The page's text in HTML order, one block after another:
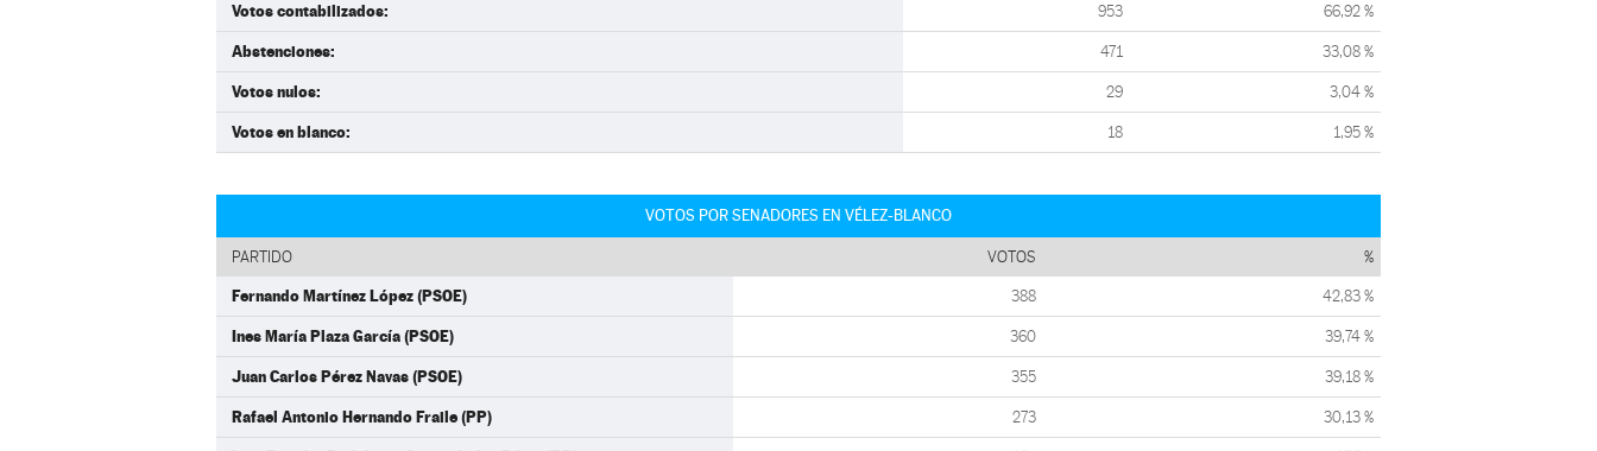
Votos contabilizados: 953 66,92 %
Abstenciones: 471 33,08 %
Votos nulos: 29 3,04 %
Votos en blanco: 18 1,95 %
VOTOS POR SENADORES EN VÉLEZ-BLANCO
PARTIDO VOTOS %
Fernando Martínez López (PSOE) 388 42,83 %
Ines María Plaza García (PSOE) 360 39,74 %
Juan Carlos Pérez Navas (PSOE) 355 39,18 %
Rafael Antonio Hernando Fraile (PP) 273 30,13 %